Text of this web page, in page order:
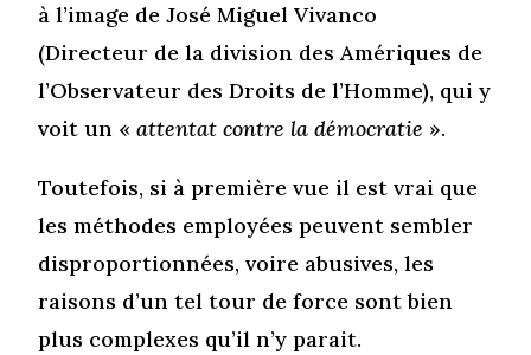
à l’image de José Miguel Vivanco
(Directeur de la division des Amériques de
l’Observateur des Droits de l’Homme), qui y
voit un «attentat contre la démocratie ».
Toutefois, si à première vue il est vrai que
les méthodes employées peuvent sembler
disproportionnées, voire abusives, les
raisons d’un tel tour de force sont bien
plus complexes qu’il n’y parait.